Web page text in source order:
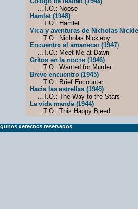
...T.O.: Noose
Hamlet (1948)
...T.O.: Hamlet
Vida y aventuras de Nicholas
...T.O.: Nicholas Nickleby
Encuentro al amanecer (1947)
...T.O.: Meet Me at Dawn
Gritos en la noche (1946)
...T.O.: Wanted for Murder
Breve encuentro (1945)
...T.O.: Brief Encounter
Hacia las estrellas (1945)
...T.O.: The Way to the Stars
La vida manda (1944)
...T.O.: This Happy Breed
derechos reservados